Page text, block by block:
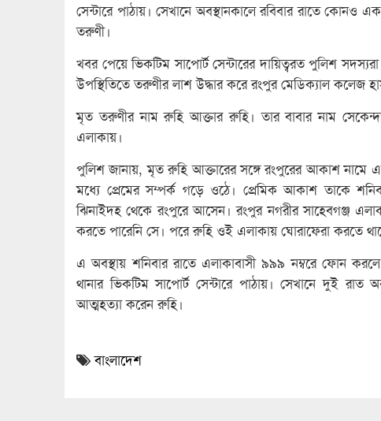
সেন্টারে পাঠায়। সেখানে অবস্থানকালে রবিবার রাতে
তরুণী।
খবর পেয়ে ভিকটিম সাপোর্ট সেন্টারের দায়িত্বরত পুলিশ
উপস্থিতিতে তরুণীর লাশ উদ্ধার করে রংপুর মেডিক্যাল কলেজ
মৃত তরুণীর নাম রুহি আক্তার রুহি। তার বাবার নাম
এলাকায়।
পুলিশ জানায়, মৃত রুহি আক্তারের সঙ্গে রংপুরের আকাশ
মধ্যে প্রেমের সম্পর্ক গড়ে ওঠে। প্রেমিক আকাশ তাকে
ঝিনাইদহ থেকে রংপুরে আসেন। রংপুর নগরীর সাহেবগঞ্জ
করতে পারেনি সে। পরে রুহি ওই এলাকায় ঘোরাফেরা করতে
এ অবস্থায় শনিবার রাতে এলাকাবাসী ৯৯৯ নম্বরে ফোন
থানার ভিকটিম সাপোর্ট সেন্টারে পাঠায়। সেখানে দুই রাত
আত্মহত্যা করেন রুহি।
বাংলাদেশ